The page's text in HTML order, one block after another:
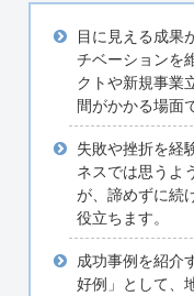
目に見える成果
チベーションを
クトや新規事業
間がかかる場面
失敗や挫折を経
ネスでは思うよ
が、諦めずに続
役立ちます。
成功事例を紹介
好例」として、